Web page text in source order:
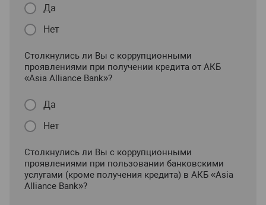
Да
Нет
Столкнулись ли Вы с коррупционными
проявлениями при получении кредита от АКБ
«Asia Alliance Bank»?
Да
Нет
Столкнулись ли Вы с коррупционными
проявлениями при пользовании банковскими
услугами (кроме получения кредита) в АКБ «Asia
Alliance Bank»?